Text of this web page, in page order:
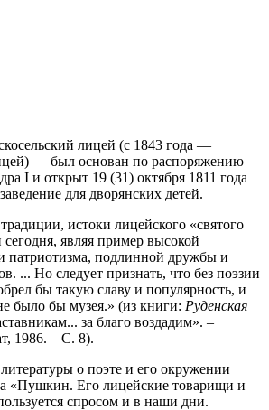
лицей (с 1843 года —
— был основан по распоряжению
I и открыт 19 (31) октября 1811 года
для дворянских детей.
истоки лицейского «святого
являя пример высокой
патриотизма, подлинной дружбы и
... Но следует признать, что без поэзии
бы такую славу и популярность, и
было бы музея.» (из книги: Руденская
за благо воздадим». –
1986. – С. 8).
о поэте и его окружении
«Пушкин. Его лицейские товарищи и
спросом и в наши дни.